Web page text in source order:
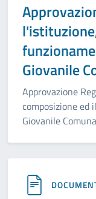
Giovanile
Approvazione
composizione ed
Giovanile